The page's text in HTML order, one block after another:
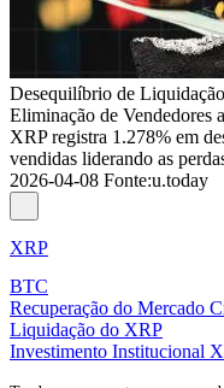
Desequilíbrio de
Eliminação de Vendedores
XRP registra 1.278% em
vendidas liderando as
2026-04-08 Fonte:u.today
XRP
BTC
Recuperação do Mercado
Liquidação do XRP
Investimento Institucional